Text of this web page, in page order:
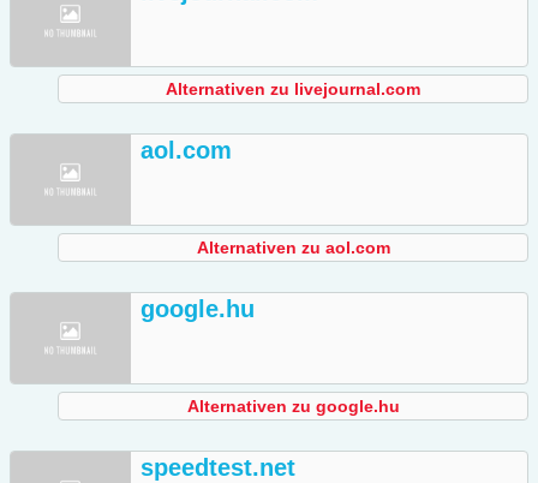
Alternativen zu livejournal.com
aol.com
Alternativen zu aol.com
google.hu
Alternativen zu google.hu
speedtest.net